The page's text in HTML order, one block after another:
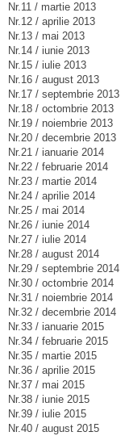
Nr.11 / martie 2013
Nr.12 / aprilie 2013
Nr.13 / mai 2013
Nr.14 / iunie 2013
Nr.15 / iulie 2013
Nr.16 / august 2013
Nr.17 / septembrie 2013
Nr.18 / octombrie 2013
Nr.19 / noiembrie 2013
Nr.20 / decembrie 2013
Nr.21 / ianuarie 2014
Nr.22 / februarie 2014
Nr.23 / martie 2014
Nr.24 / aprilie 2014
Nr.25 / mai 2014
Nr.26 / iunie 2014
Nr.27 / iulie 2014
Nr.28 / august 2014
Nr.29 / septembrie 2014
Nr.30 / octombrie 2014
Nr.31 / noiembrie 2014
Nr.32 / decembrie 2014
Nr.33 / ianuarie 2015
Nr.34 / februarie 2015
Nr.35 / martie 2015
Nr.36 / aprilie 2015
Nr.37 / mai 2015
Nr.38 / iunie 2015
Nr.39 / iulie 2015
Nr.40 / august 2015